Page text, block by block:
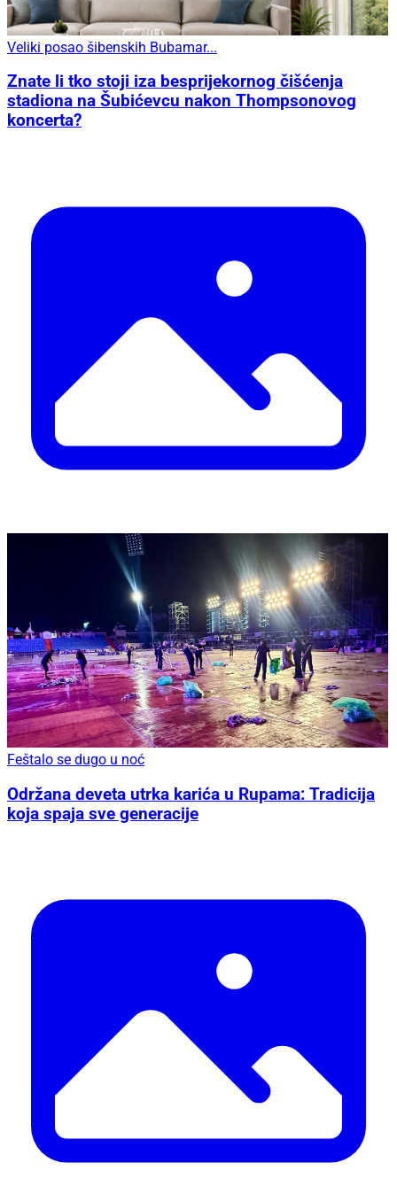
Veliki posao šibenskih Bubamar...
Znate li tko stoji iza besprijekornog čišćenja
stadiona na Šubićevcu nakon Thompsonovog
koncerta?
Feštalo se dugo u noć
Održana deveta utrka karića u Rupama: Tradicija
koja spaja sve generacije